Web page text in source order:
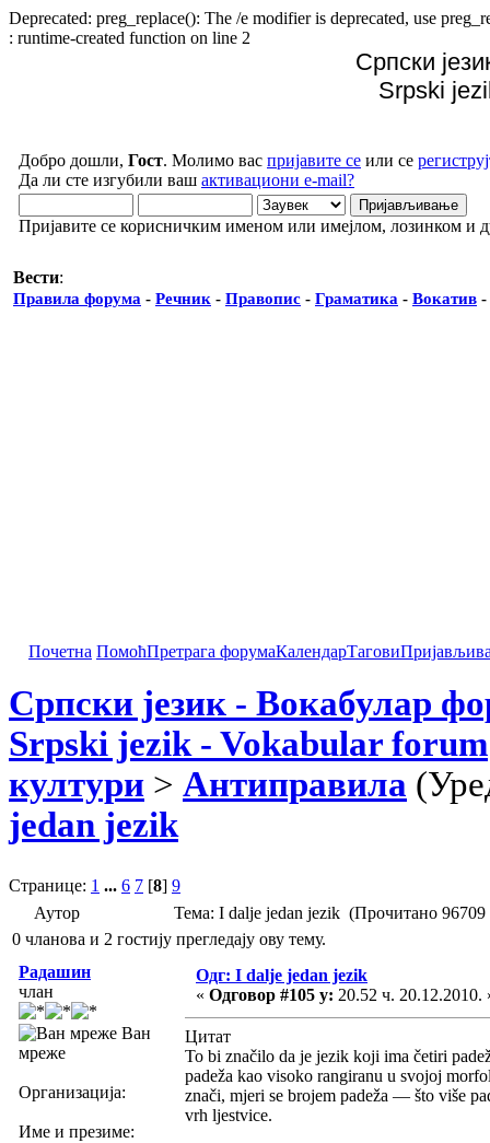
Deprecated: preg_replace(): The /e modifier is deprecated, use
: runtime-created function on line 2
Српски
Srpski
Добро дошли, Гост. Молимо вас пријавите се или се
Да ли сте изгубили ваш активациони e-mail?
Пријавите се корисничким именом или имејлом, лозинком и
Вести:
Правила форума - Речник - Правопис - Граматика - Вокатив -
Почетна ПомоћПретрага форумаКалендарТагови
Српски језик - Вокабулар
Srpski jezik - Vokabular forum
култури > Антиправила
jedan jezik
Странице: 1 ... 6 7 [8] 9
Аутор
Тема: I dalje jedan jezik (Прочитано 96709
0 чланова и 2 гостију прегледају ову тему.
Радашин
члан
Ван
мреже
Организација:
Име и презиме:
Одг: I dalje jedan jezik
« Одговор #105 у: 20.52 ч. 20.12.2010.
Цитат
To bi značilo da je jezik koji ima četiri
padeža kao visoko rangiranu u svojoj
znači, mjeri se brojem padeža — što više
vrh ljestvice.